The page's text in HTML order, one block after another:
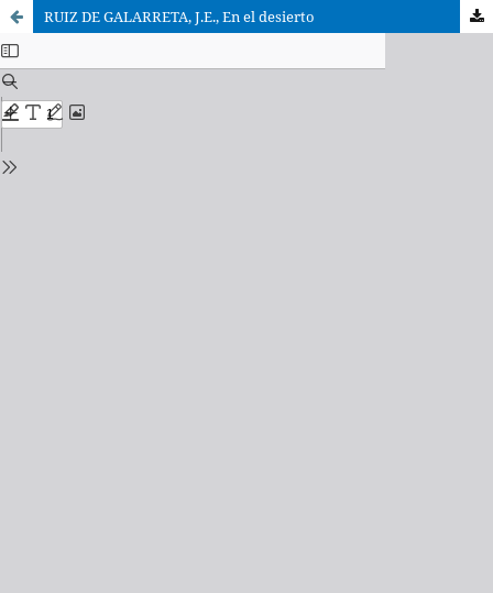
RUIZ DE GALARRETA, J.E., En el desierto